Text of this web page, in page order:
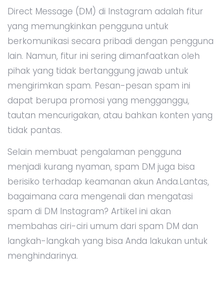
Direct Message (DM) di Instagram adalah fitur
yang memungkinkan pengguna untuk
berkomunikasi secara pribadi dengan pengguna
lain. Namun, fitur ini sering dimanfaatkan oleh
pihak yang tidak bertanggung jawab untuk
mengirimkan spam. Pesan-pesan spam ini
dapat berupa promosi yang mengganggu,
tautan mencurigakan, atau bahkan konten yang
tidak pantas.
Selain membuat pengalaman pengguna
menjadi kurang nyaman, spam DM juga bisa
berisiko terhadap keamanan akun Anda.Lantas,
bagaimana cara mengenali dan mengatasi
spam di DM Instagram? Artikel ini akan
membahas ciri-ciri umum dari spam DM dan
langkah-langkah yang bisa Anda lakukan untuk
menghindarinya.